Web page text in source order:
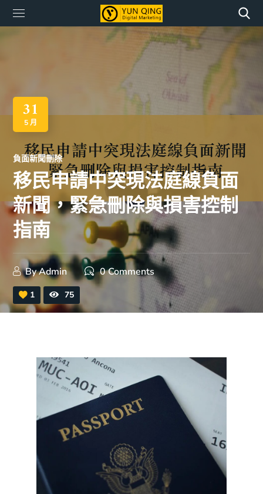
31
5 月
負面新聞刪除
移民申請中突現法庭線負面
新聞，緊急刪除與損害控制
指南
ByAdmin 0 Comments
1 75